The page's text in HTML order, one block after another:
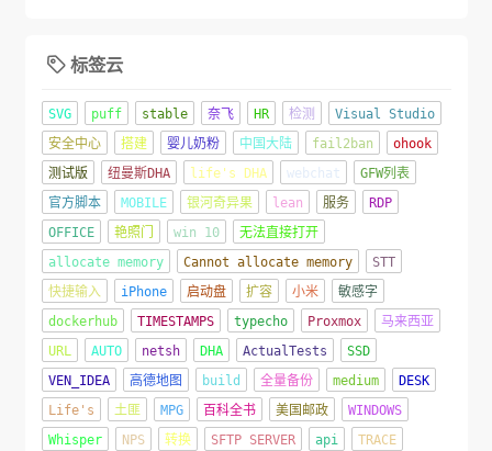
 标签云
SVG puff stable 奈飞 HR 检测
Visual Studio
安全中心
搭建 婴儿奶粉 中国大陆 fail2ban
ohook
测试版
纽曼斯DHA life's DHA webchat
GFW列表
官方脚本
MOBILE 银河奇异果 lean 服务
RDP
OFFICE
艳照门 win 10
无法直接打开
allocate memory
Cannot allocate memory
STT
快捷输入
iPhone 启动盘 扩容 小米
敏感字
dockerhub
TIMESTAMPS typecho Proxmox
马来西亚
URL
AUTO netsh DHA ActualTests
SSD
VEN_IDEA
高德地图 build 全量备份 medium
DESK
Life's
土匪 MPG 百科全书 美国邮政
WINDOWS
Whisper
NPS 转换 SFTP SERVER api TRACE